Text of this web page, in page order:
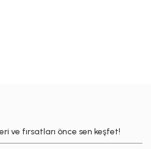
ve fırsatları önce sen keşfet!